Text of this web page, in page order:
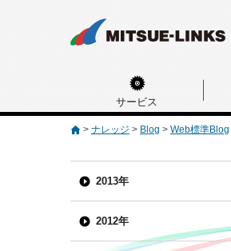
サービス
> ナレッジ > Blog > Web標準Blog
2013年
2012年